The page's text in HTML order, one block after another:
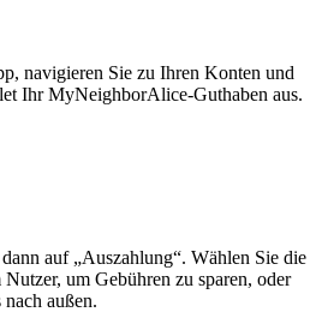
navigieren Sie zu Ihren Konten und
Ihr MyNeighborAlice-Guthaben aus.
auf „Auszahlung“. Wählen Sie die
um Gebühren zu sparen, oder
außen.